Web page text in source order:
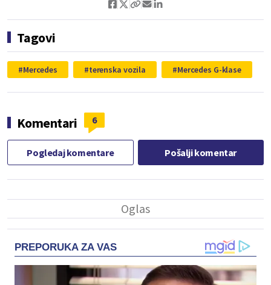
Tagovi
Mercedes terenska vozila Mercedes G-klase
Komentari 6
Pogledaj komentare Pošalji komentar
PREPORUKA ZA VAS